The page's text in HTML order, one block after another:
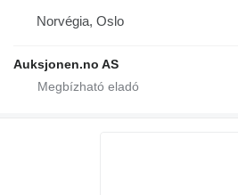
Norvégia, Oslo
Auksjonen.no AS